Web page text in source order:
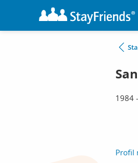
1984
Profil